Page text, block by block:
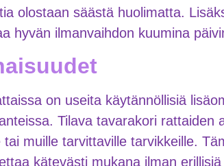
olostaan säästä huolimatta.
hyvän ilmanvaihdon kuumina
on useita käytännöllisiä
Tilava tavarakori rattaiden
muille tarvittaville tarvikkeille.
kätevästi mukana ilman